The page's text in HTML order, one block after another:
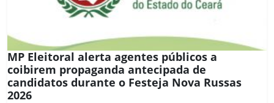
MP Eleitoral alerta agentes públicos a
coibirem propaganda antecipada de
candidatos durante o Festeja Nova Russas
2026